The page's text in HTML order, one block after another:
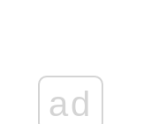
ad